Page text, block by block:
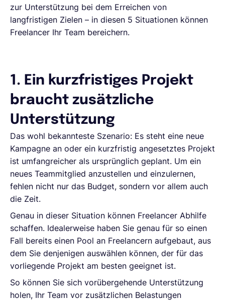
zur Unterstützung bei dem Erreichen von
langfristigen Zielen – in diesen 5 Situationen können
Freelancer Ihr Team bereichern.
1. Ein kurzfristiges Projekt
braucht zusätzliche
Unterstützung
Das wohl bekannteste Szenario: Es steht eine neue
Kampagne an oder ein kurzfristig angesetztes Projekt
ist umfangreicher als ursprünglich geplant. Um ein
neues Teammitglied anzustellen und einzulernen,
fehlen nicht nur das Budget, sondern vor allem auch
die Zeit.
Genau in dieser Situation können Freelancer Abhilfe
schaffen. Idealerweise haben Sie genau für so einen
Fall bereits einen Pool an Freelancern aufgebaut, aus
dem Sie denjenigen auswählen können, der für das
vorliegende Projekt am besten geeignet ist.
So können Sie sich vorübergehende Unterstützung
holen, Ihr Team vor zusätzlichen Belastungen